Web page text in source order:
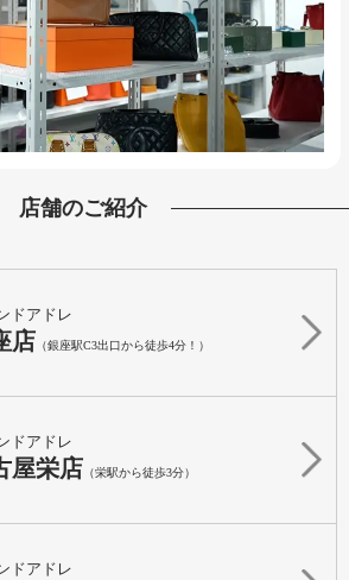
店舗のご紹介
ドアドレ
店 （銀座駅C3出口から徒歩4分！）
ドアドレ
屋栄店 （栄駅から徒歩3分）
ドアドレ